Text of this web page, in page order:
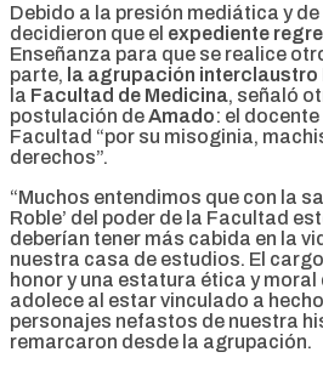
Debido a la presión mediática y
decidieron que el expediente
Enseñanza para que se realice
parte, la agrupación interclaustro
la Facultad de Medicina, señaló
postulación deAmado: el
Facultad “por su misoginia,
derechos”.
“Muchos entendimos que con la
Roble’ del poder de la Facultad
deberían tener más cabida en la
nuestra casa de estudios. El
honor y una estatura ética y
adolece al estar vinculado a
personajes nefastos de nuestra
remarcaron desde la agrupación.